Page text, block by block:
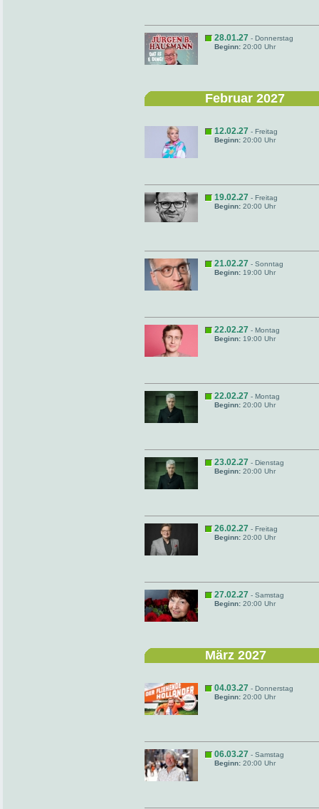
28.01.27 - Donnerstag
Beginn: 20:00 Uhr
Februar 2027
12.02.27 - Freitag
Beginn: 20:00 Uhr
19.02.27 - Freitag
Beginn: 20:00 Uhr
21.02.27 - Sonntag
Beginn: 19:00 Uhr
22.02.27 - Montag
Beginn: 19:00 Uhr
22.02.27 - Montag
Beginn: 20:00 Uhr
23.02.27 - Dienstag
Beginn: 20:00 Uhr
26.02.27 - Freitag
Beginn: 20:00 Uhr
27.02.27 - Samstag
Beginn: 20:00 Uhr
März 2027
04.03.27 - Donnerstag
Beginn: 20:00 Uhr
06.03.27 - Samstag
Beginn: 20:00 Uhr